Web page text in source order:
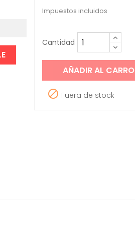
Impuestos incluidos
Cantidad
AÑADIR AL CARRO
 Fuera de stock